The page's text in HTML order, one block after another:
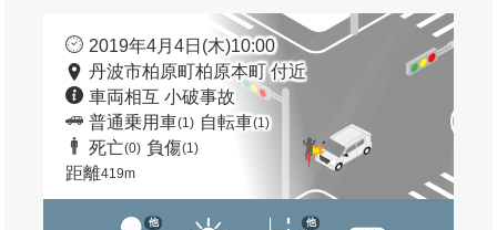
2019年4月4日(木)10:00
丹波市柏原町柏原本町 付近
車両相互 小破事故
普通乗用車(1) 自転車(1)
死亡(0) 負傷(1)
距離419m
他 他